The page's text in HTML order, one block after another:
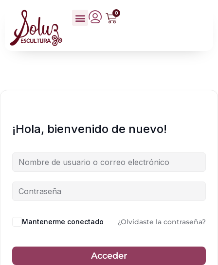
0
¡Hola, bienvenido de nuevo!
Mantenerme conectado ¿Olvidaste la contraseña?
Acceder